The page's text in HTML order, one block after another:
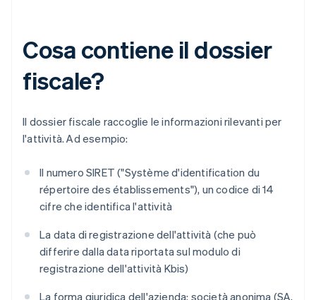
Cosa contiene il dossier
fiscale?
Il dossier fiscale raccoglie le informazioni rilevanti per
l'attività. Ad esempio:
Il numero SIRET ("Système d'identification du
répertoire des établissements"), un codice di 14
cifre che identifica l'attività
La data di registrazione dell'attività (che può
differire dalla data riportata sul modulo di
registrazione dell'attività Kbis)
La forma giuridica dell'azienda: società anonima (SA,